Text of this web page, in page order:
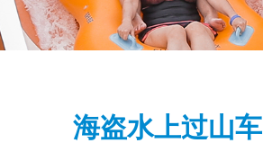
海盗水上过山车